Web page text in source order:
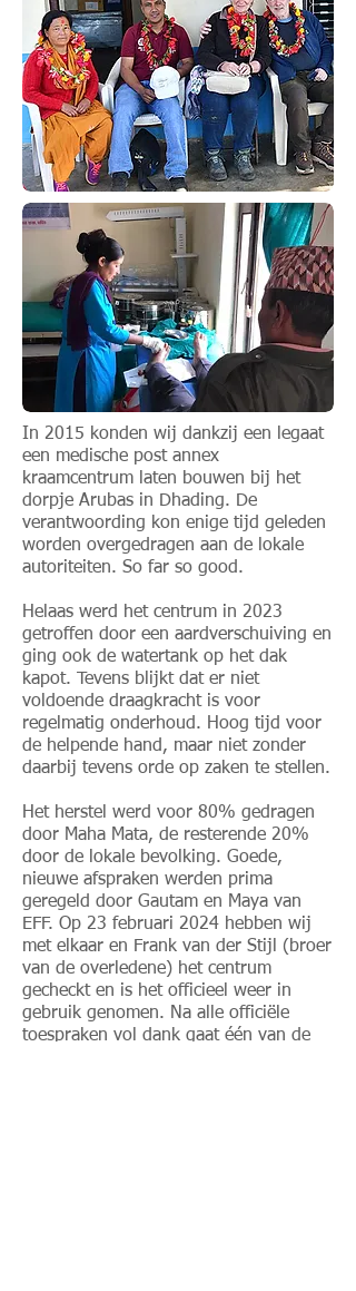
In 2015 konden wij dankzij een legaat
een medische post annex
kraamcentrum laten bouwen bij het
dorpje Arubas in Dhading. De
verantwoording kon enige tijd geleden
worden overgedragen aan de lokale
autoriteiten. So far so good.
Helaas werd het centrum in 2023
getroffen door een aardverschuiving en
ging ook de watertank op het dak
kapot. Tevens blijkt dat er niet
voldoende draagkracht is voor
regelmatig onderhoud. Hoog tijd voor
de helpende hand, maar niet zonder
daarbij tevens orde op zaken te stellen.
Het herstel werd voor 80% gedragen
door Maha Mata, de resterende 20%
door de lokale bevolking. Goede,
nieuwe afspraken werden prima
geregeld door Gautam en Maya van
EFF. Op 23 februari 2024 hebben wij
met elkaar en Frank van der Stijl (broer
van de overledene) het centrum
gecheckt en is het officieel weer in
gebruik genomen. Na alle officiële
toespraken vol dank gaat één van de